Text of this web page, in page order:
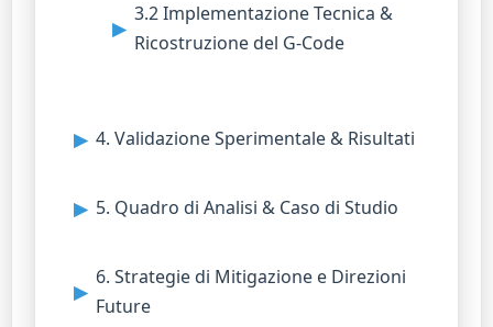
3.2 Implementazione Tecnica &
Ricostruzione del G-Code
4. Validazione Sperimentale & Risultati
5. Quadro di Analisi & Caso di Studio
6. Strategie di Mitigazione e Direzioni
Future